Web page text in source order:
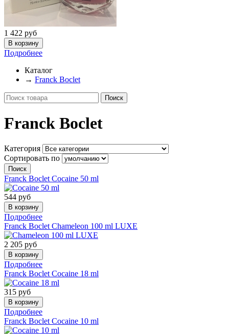
1 422 руб
Подробнее
Каталог
→ Franck Boclet
Franck Boclet
Категория
Сортировать по
Franck Boclet Cocaine 50 ml
544 руб
Подробнее
Franck Boclet Chameleon 100 ml LUXE
2 205 руб
Подробнее
Franck Boclet Cocaine 18 ml
315 руб
Подробнее
Franck Boclet Cocaine 10 ml